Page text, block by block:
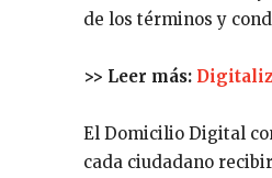
de los términos y
>> Leer más:
El Domicilio Digital
cada ciudadano